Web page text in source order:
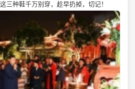
三种鞋千万别穿，趁早扔掉，切记！